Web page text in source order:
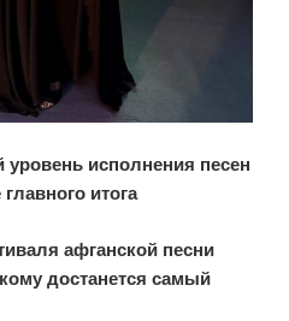
исполнения песен
итога
афганской песни
достанется самый